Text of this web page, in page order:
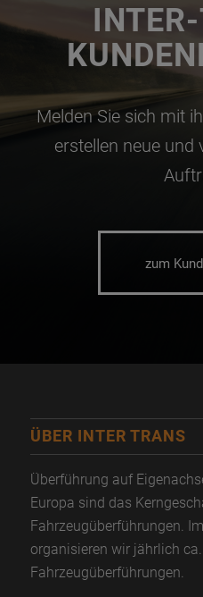
Melden Sie sich mit
erstellen neue und
zum
ÜBER INTER TRANS
Überführung auf
Europa sind das
Fahrzeugüberführungen.
organisieren wir jährlich
Fahrzeugüberführungen.